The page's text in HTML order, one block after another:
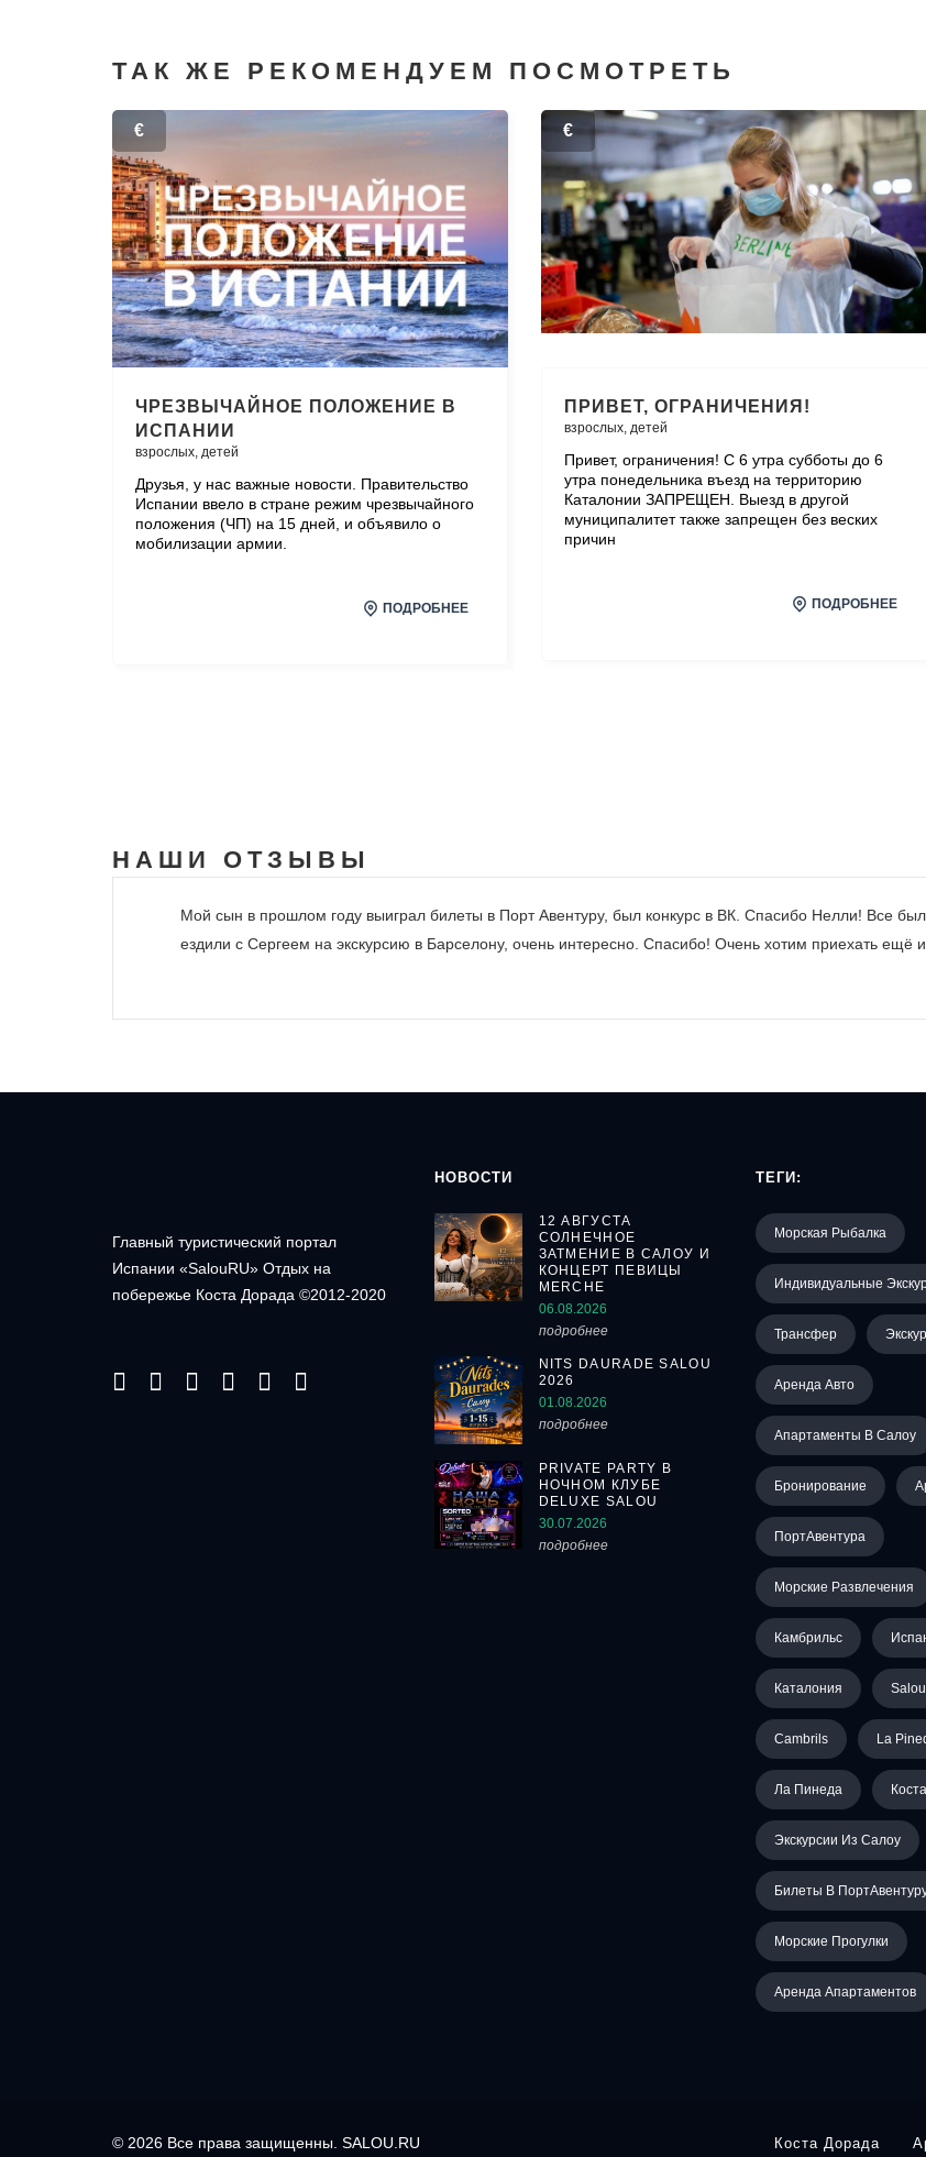
ТАК ЖЕ РЕКОМЕНДУЕМ ПОСМОТРЕТЬ
€
ЧРЕЗВЫЧАЙНОЕ ПОЛОЖЕНИЕ В
ИСПАНИИ
взрослых, детей
Друзья, у нас важные новости. Правительство
Испании ввело в стране режим чрезвычайного
положения (ЧП) на 15 дней, и объявило о
мобилизации армии.
ПОДРОБНЕЕ
€
ПРИВЕТ, ОГРАНИЧЕНИЯ!
взрослых, детей
Привет, ограничения! С 6 утра субботы до 6
утра понедельника въезд на территорию
Каталонии ЗАПРЕЩЕН. Выезд в другой
муниципалитет также запрещен без веских
причин
ПОДРОБНЕЕ
НАШИ ОТЗЫВЫ
Мой сын в прошлом году выиграл билеты в Порт Авентуру, был конкурс в ВК. Спасибо Нелли! Все
ездили с Сергеем на экскурсию в Барселону, очень интересно. Спасибо! Очень хотим приехать ещё
Главный туристический портал
Испании «SalouRU» Отдых на
побережье Коста Дорада ©2012-2020
НОВОСТИ
12 АВГУСТА
СОЛНЕЧНОЕ
ЗАТМЕНИЕ В САЛОУ И
КОНЦЕРТ ПЕВИЦЫ
MERCHE
06.08.2026
подробнее
NITS DAURADE SALOU
2026
01.08.2026
подробнее
PRIVATE PARTY В
НОЧНОМ КЛУБЕ
DELUXE SALOU
30.07.2026
подробнее
ТЕГИ:
Морская Рыбалка
Индивидуальные
Трансфер
Аренда Авто
Апартаменты В Салоу
Бронирование
ПортАвентура
Морские Развлечения
Камбрильс
Каталония Salou
Cambrils La
Ла Пинеда
Экскурсии Из Салоу
Билеты В
Морские Прогулки
Аренда Апартаментов
© 2026 Все права защищенны. SALOU.RU Коста Дорада